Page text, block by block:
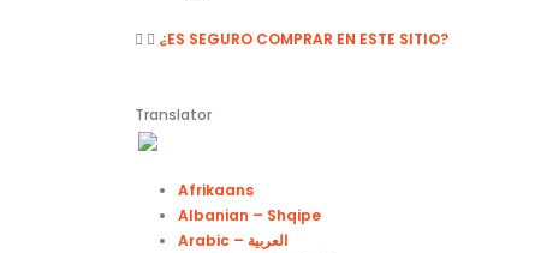
¿ES SEGURO COMPRAR EN ESTE SITIO?
Translator
Afrikaans
Albanian – Shqipe